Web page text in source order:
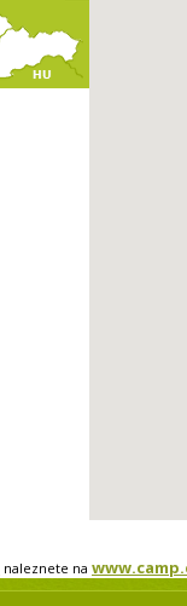
naleznete na